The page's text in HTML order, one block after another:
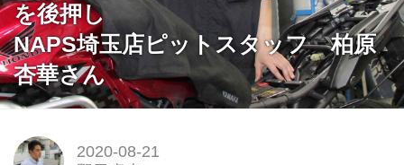
を後押し
NAPS埼玉店ピットスタッフ 柏原
杏華さん
2020-08-21